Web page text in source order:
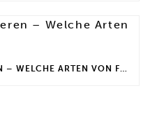
REICH DURCH INVESTIEREN – WELCHE ARTEN VON FONDS GIBT ES?